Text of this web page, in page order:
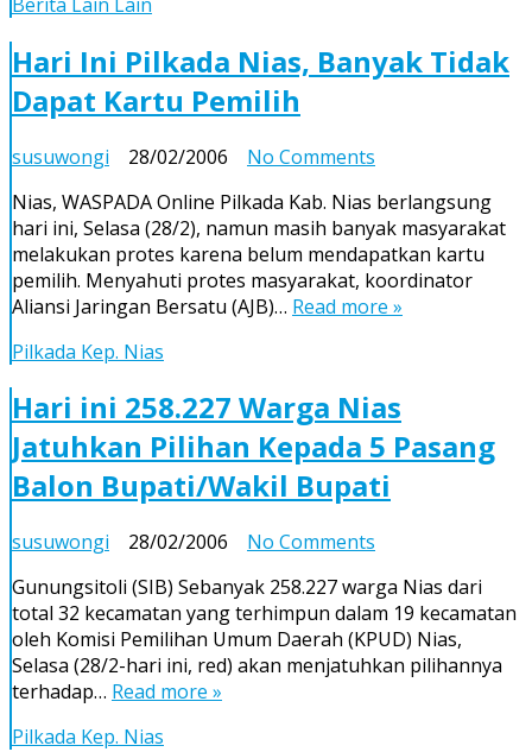
14.360
Hari Ini Pilkada Nias, Banyak Tidak
Dapat Kartu Pemilih
susuwongi 28/02/2006 No Comments
Ini
Pilkada
Nias,
Banyak
Tidak
Nias, WASPADA Online Pilkada Kab. Nias berlangsung
hari ini, Selasa (28/2), namun masih banyak masyarakat
melakukan protes karena belum mendapatkan kartu
pemilih. Menyahuti protes masyarakat, koordinator
Aliansi Jaringan Bersatu (AJB)… Read more »
Pilkada Kep. Nias
Hari ini 258.227 Warga Nias
Jatuhkan Pilihan Kepada 5 Pasang
Balon Bupati/Wakil Bupati
susuwongi 28/02/2006 No Comments
ini
258.227
Warga
Nias
Gunungsitoli (SIB) Sebanyak 258.227 warga Nias dari
total 32 kecamatan yang terhimpun dalam 19 kecamatan
oleh Komisi Pemilihan Umum Daerah (KPUD) Nias,
Selasa (28/2-hari ini, red) akan menjatuhkan pilihannya
terhadap… Read more »
Pilkada Kep. Nias